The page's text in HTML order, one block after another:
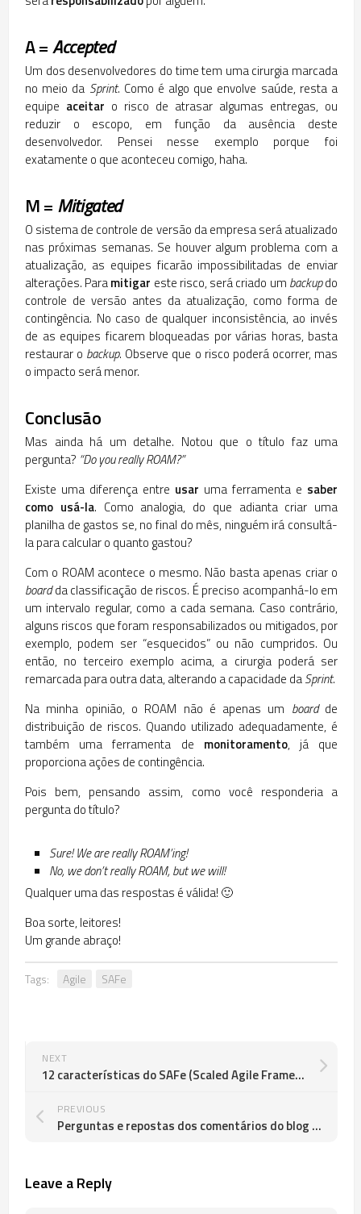
A =Accepted
Um dos desenvolvedores do time tem uma cirurgia marcada
no meio da Sprint. Como é algo que envolve saúde, resta a
equipe aceitar o risco de atrasar algumas entregas, ou
reduzir o escopo, em função da ausência deste
desenvolvedor. Pensei nesse exemplo porque foi
exatamente o que aconteceu comigo, haha.
M = Mitigated
O sistema de controle de versão da empresa será atualizado
nas próximas semanas. Se houver algum problema com a
atualização, as equipes ficarão impossibilitadas de enviar
alterações. Paramitigar este risco, será criado um backupdo
controle de versão antes da atualização, como forma de
contingência. No caso de qualquer inconsistência, ao invés
de as equipes ficarem bloqueadas por várias horas, basta
restaurar o backup. Observe que o risco poderá ocorrer, mas
o impacto será menor.
Conclusão
Mas ainda há um detalhe. Notou que o título faz uma
pergunta? “Do you really ROAM?”
Existe uma diferença entre usar uma ferramenta e saber
como usá-la. Como analogia, do que adianta criar uma
planilha de gastos se, no final do mês, ninguém irá consultá-
la para calcular o quanto gastou?
Com o ROAM acontece o mesmo. Não basta apenas criar o
boardda classificação de riscos. É preciso acompanhá-lo em
um intervalo regular, como a cada semana. Caso contrário,
alguns riscos que foram responsabilizados ou mitigados, por
exemplo, podem ser “esquecidos” ou não cumpridos. Ou
então, no terceiro exemplo acima, a cirurgia poderá ser
remarcada para outra data, alterando a capacidade daSprint.
Na minha opinião, o ROAM não é apenas um boardde
distribuição de riscos. Quando utilizado adequadamente, é
também uma ferramenta de monitoramento, já que
proporciona ações de contingência.
Pois bem, pensando assim, como você responderia a
pergunta do título?
Sure! We are really ROAM’ing!
No, we don’t really ROAM, but we will!
Qualquer uma das respostas é válida! 🙂
Boa sorte, leitores!
Um grande abraço!
Tags: Agile SAFe
NEXT
12 características do SAFe (Scaled Agile Framework)
PREVIOUS
Perguntas e repostas dos comentários do blog (FAQ)
Leave a Reply